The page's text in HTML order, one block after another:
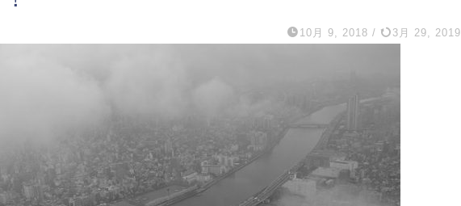
10月 9, 2018 / 3月 29, 2019